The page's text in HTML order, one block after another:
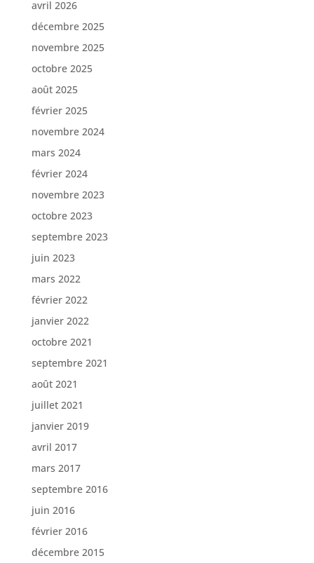
avril 2026
décembre 2025
novembre 2025
octobre 2025
août 2025
février 2025
novembre 2024
mars 2024
février 2024
novembre 2023
octobre 2023
septembre 2023
juin 2023
mars 2022
février 2022
janvier 2022
octobre 2021
septembre 2021
août 2021
juillet 2021
janvier 2019
avril 2017
mars 2017
septembre 2016
juin 2016
février 2016
décembre 2015